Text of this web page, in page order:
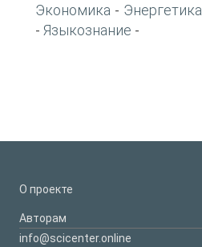
Экономика - Энергетика
- Языкознание -
О проекте
Авторам
info@scicenter.online